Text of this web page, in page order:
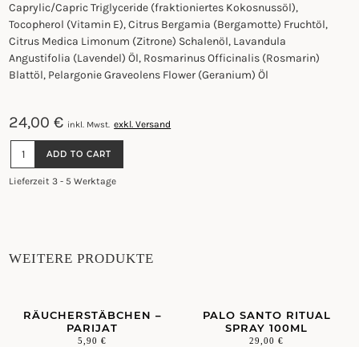
24,00€ inkl. Mwst. exkl. Versand
Lieferzeit 3 - 5 Werktage
OIL
-
LIFT
ADD TO CART
Caprylic/Capric Triglyceride (fraktioniertes Kokosnussöl),
Tocopherol (Vitamin E), Citrus Bergamia (Bergamotte) Fruchtöl,
Citrus Medica Limonum (Zitrone) Schalenöl, Lavandula
Angustifolia (Lavendel) Öl, Rosmarinus Officinalis (Rosmarin)
Blattöl, Pelargonie Graveolens Flower (Geranium) Öl
WEITERE PRODUKTE
RÄUCHERSTÄBCHEN –
PARIJAT
5,90€
PALO SANTO RITUAL
SPRAY 100ML
29,00 €